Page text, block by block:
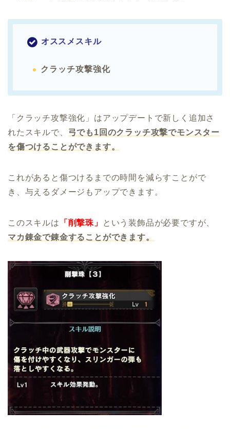
オススメスキル
クラッチ攻撃強化
「クラッチ攻撃強化」はアップデートで新しく追加さ
れたスキルで、 弓でも1回のクラッチ攻撃でモンスター
を傷つけることができます。
これがあると傷つけるまでの時間を減らすことがで
き、与えるダメージもアップできます。
このスキルは 「削撃珠」
という装飾品が必要ですが、
マカ錬金で錬金することができます。